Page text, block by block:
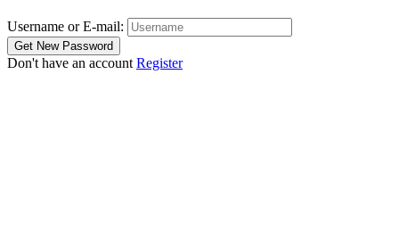
Username or E-mail:
Don't have an account Register